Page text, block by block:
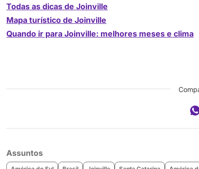
Todas as dicas de Joinville
Mapa turístico de Joinville
Quando ir para Joinville: melhores meses e clima
Assuntos